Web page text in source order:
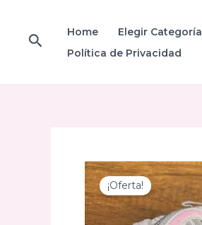
contenidoBuscarHome Elegir Categoría
Política de Privacidad
¡Oferta!